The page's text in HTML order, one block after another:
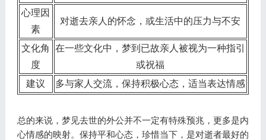
心理因
素
对逝去亲人的怀念，或生活中的压力与不安
文化角
度
在一些文化中，梦到已故亲人被视为一种指引
或祝福
建议
多与家人交流，保持积极心态，适当表达情感
总的来说，梦见去世的外公并不一定有特殊预兆，更多是内
心情感的映射。保持平和心态，珍惜当下，是对逝者最好的